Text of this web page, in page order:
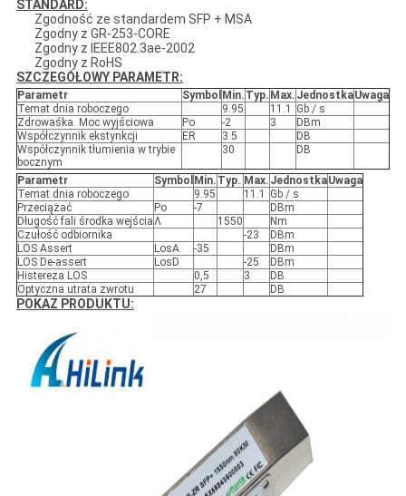
STANDARD:
Zgodność ze standardem SFP + MSA
Zgodny z GR-253-CORE
Zgodny z IEEE802.3ae-2002
Zgodny z RoHS
SZCZEGÓŁOWY PARAMETR:
Parametr Symbol Min. Typ. Max. JednostkaUwaga
Temat dnia roboczego
9.95 11.1
Gb / s
Zdrowaśka. Moc wyjściowa
Po -2 3
DBm
Współczynnik ekstynkcji
ER 3.5
DB
Współczynnik tłumienia w trybie
bocznym
30 DB
Parametr Symbol Min. Typ. Max. JednostkaUwaga
Temat dnia roboczego
9.95 11.1
Gb / s
Przeciążać
Po -7
DBm
Długość fali środka wejściaΛ 1550
Nm
Czułość odbiornika
-23
DBm
LOS Assert
LosA -35
DBm
LOS De-assert
LosD -25
DBm
Histereza LOS
0,5 3
DB
Optyczna utrata zwrotu
27 DB
POKAZ PRODUKTU: